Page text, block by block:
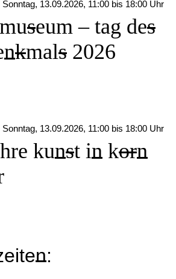
Sonntag, 13.09.2026, 11:00 bis 18:00 Uhr
seum – tag des
nkmals2026
Sonntag, 13.09.2026, 11:00 bis 18:00 Uhr
kunst inkorn
n: